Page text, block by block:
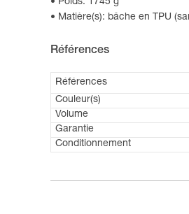
Poids: 1745 g
Matière(s): bâche en TPU
Références
Références
Couleur(s)
Volume
Garantie
Conditionnement